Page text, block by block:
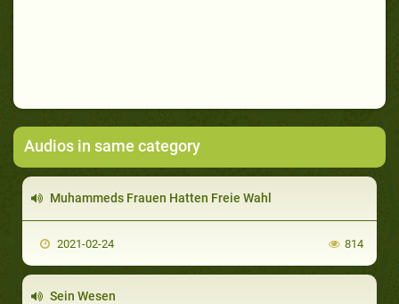
Audios in same category
Muhammeds Frauen Hatten Freie Wahl
2021-02-24 814
Sein Wesen